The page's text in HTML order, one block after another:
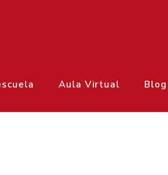
Aula Virtual Blog